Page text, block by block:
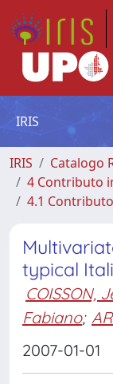
IRIS
IRIS
Catalogo
4 Contributo
4.1
typical
COISSON,
Fabiano;
2007-01-01